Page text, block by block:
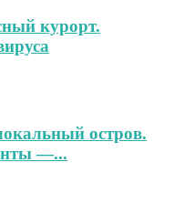
курорт.
остров.
—...